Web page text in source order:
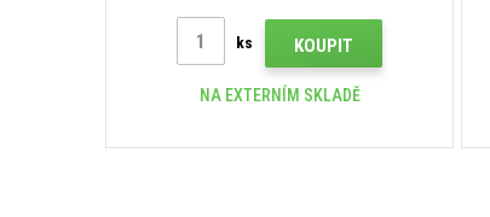
ks KOUPIT
NA EXTERNÍM SKLADĚ